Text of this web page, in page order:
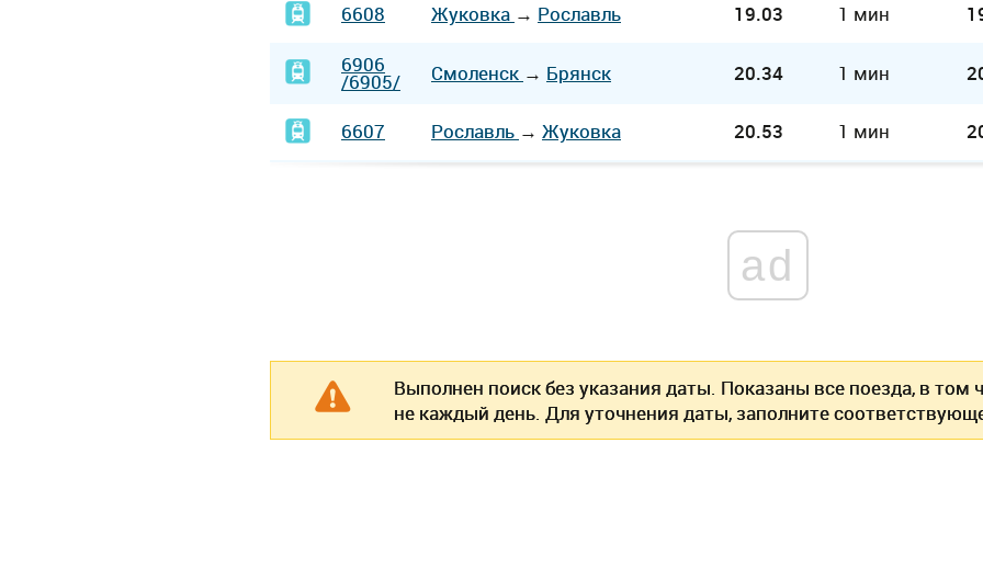
6608 Жуковка → Рославль 19.03 1 мин
6906
/6905/ Смоленск → Брянск 20.34 1 мин
6607 Рославль → Жуковка 20.53 1 мин
ad
Выполнен поиск без указания даты. Показаны все поезда, в том
не каждый день. Для уточнения даты, заполните